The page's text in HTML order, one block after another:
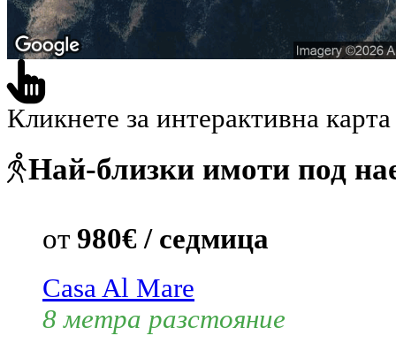
Кликнете за интерактивна карта
Най-близки имоти под
от 980€ / седмица
Casa Al Mare
8 метра разстояние